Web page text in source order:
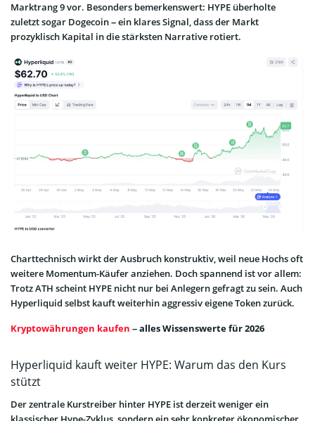
Marktrang 9 vor. Besonders bemerkenswert: HYPE überholte
zuletzt sogar Dogecoin – ein klares Signal, dass der Markt
prozyklisch Kapital in die stärksten Narrative rotiert.
Charttechnisch wirkt der Ausbruch konstruktiv, weil neue Hochs oft
weitere Momentum-Käufer anziehen. Doch spannend ist vor allem:
Trotz ATH scheint HYPE nicht nur bei Anlegern gefragt zu sein. Auch
Hyperliquid selbst kauft weiterhin aggressiv eigene Token zurück.
Kryptowährungen kaufen – alles Wissenswerte für 2026
Hyperliquid kauft weiter HYPE: Warum das den Kurs
stützt
Der zentrale Kurstreiber hinter HYPE ist derzeit weniger ein